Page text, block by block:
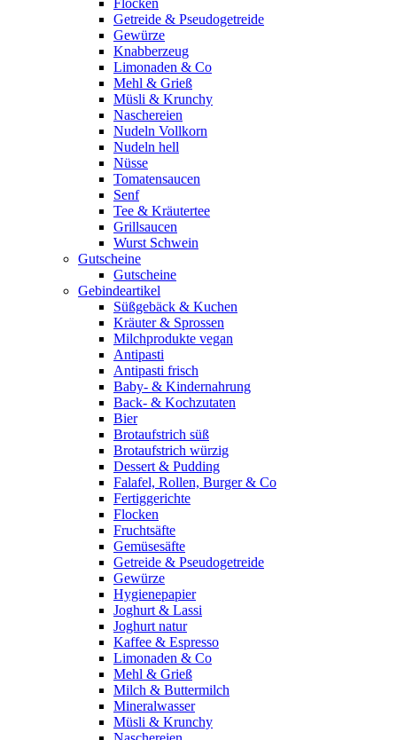
Flocken
Getreide & Pseudogetreide
Gewürze
Knabberzeug
Limonaden & Co
Mehl & Grieß
Müsli & Krunchy
Naschereien
Nudeln Vollkorn
Nudeln hell
Nüsse
Tomatensaucen
Senf
Tee & Kräutertee
Grillsaucen
Wurst Schwein
Gutscheine
Gutscheine
Gebindeartikel
Süßgebäck & Kuchen
Kräuter & Sprossen
Milchprodukte vegan
Antipasti
Antipasti frisch
Baby- & Kindernahrung
Back- & Kochzutaten
Bier
Brotaufstrich süß
Brotaufstrich würzig
Dessert & Pudding
Falafel, Rollen, Burger & Co
Fertiggerichte
Flocken
Fruchtsäfte
Gemüsesäfte
Getreide & Pseudogetreide
Gewürze
Hygienepapier
Joghurt & Lassi
Joghurt natur
Kaffee & Espresso
Limonaden & Co
Mehl & Grieß
Milch & Buttermilch
Mineralwasser
Müsli & Krunchy